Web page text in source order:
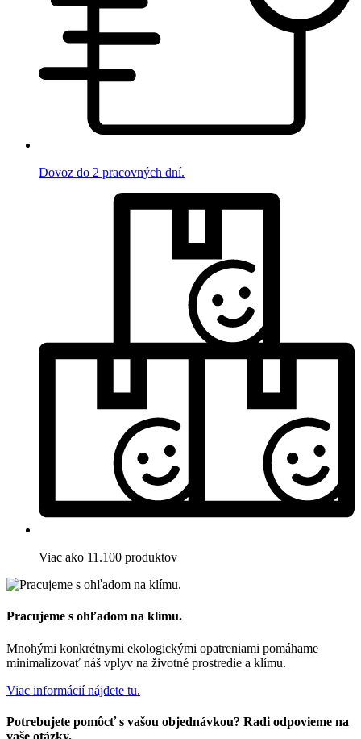
Dovoz do 2 pracovných dní.
Viac ako 11.100 produktov
Pracujeme s ohľadom na klímu.
Mnohými konkrétnymi ekologickými opatreniami pomáhame
minimalizovať náš vplyv na životné prostredie a klímu.
Viac informácií nájdete tu.
Potrebujete pomôcť s vašou objednávkou? Radi odpovieme na
vaše otázky.